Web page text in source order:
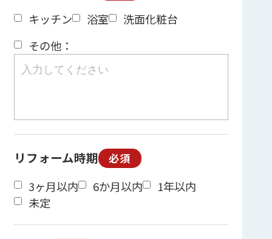
キッチン 浴室
洗面化粧台
その他：
リフォーム時期 必須
3ヶ月以内 6か月以内
1年以内
未定